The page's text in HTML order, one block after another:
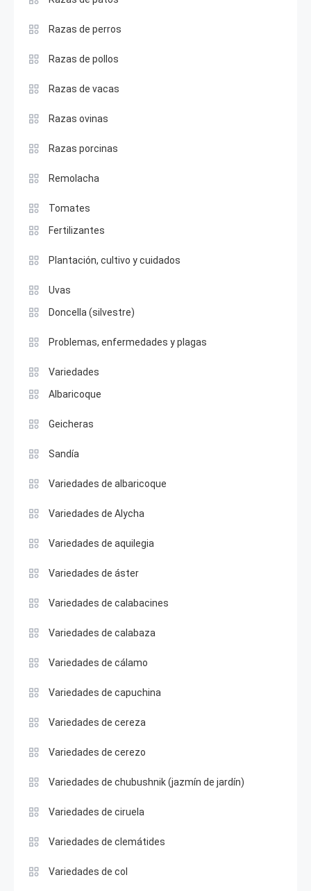
Razas de perros
Razas de pollos
Razas de vacas
Razas ovinas
Razas porcinas
Remolacha
Tomates
Fertilizantes
Plantación, cultivo y cuidados
Uvas
Doncella (silvestre)
Problemas, enfermedades y plagas
Variedades
Albaricoque
Geicheras
Sandía
Variedades de albaricoque
Variedades de Alycha
Variedades de aquilegia
Variedades de áster
Variedades de calabacines
Variedades de calabaza
Variedades de cálamo
Variedades de capuchina
Variedades de cereza
Variedades de cerezo
Variedades de chubushnik (jazmín de jardín)
Variedades de ciruela
Variedades de clemátides
Variedades de col